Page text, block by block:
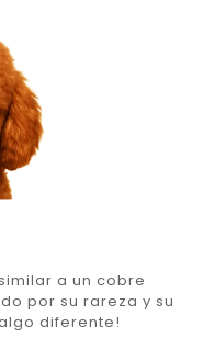
a un cobre
por su rareza y su
diferente!